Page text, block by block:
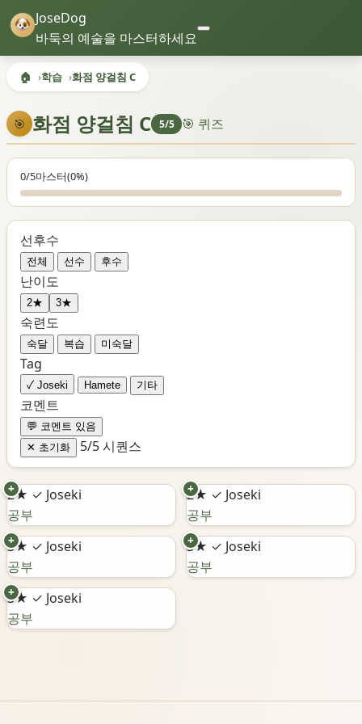
JoseDog
바둑의 예술을 마스터하세요
🏠 학습 화점 양걸침 C
🎯 화점 양걸침 C 5/5 🎯 퀴즈
0/5마스터(0%)
선후수
전체 선수 후수
난이도
2★ 3★
숙련도
숙달 복습 미숙달
Tag
✓ Joseki Hamete 기타
코멘트
💬 코멘트 있음
✕ 초기화
5/5 시퀀스
2★ ✓ Joseki
+
공부
2★ ✓ Joseki
+
공부
3★ ✓ Joseki
+
공부
3★ ✓ Joseki
+
공부
3★ ✓ Joseki
+
공부